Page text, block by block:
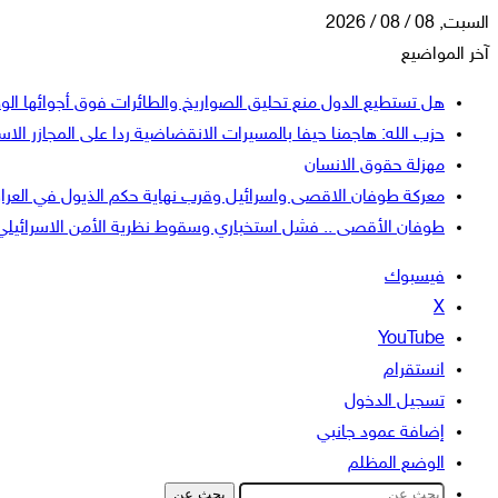
السبت, 08 / 08 / 2026
آخر المواضيع
هل تستطيع الدول منع تحليق الصواريخ والطائرات فوق أجوائها
حزب الله: هاجمنا حيفا بالمسيرات الانقضاضية ردا على المجازر
مهزلة حقوق الانسان
معركة طوفان الاقصى واسرائيل وقرب نهاية حكم الذيول في
طوفان الأقصى .. فشل استخباري وسقوط نظرية الأمن
فيسبوك
‫X
‫YouTube
انستقرام
تسجيل الدخول
إضافة عمود جانبي
الوضع المظلم
بحث عن